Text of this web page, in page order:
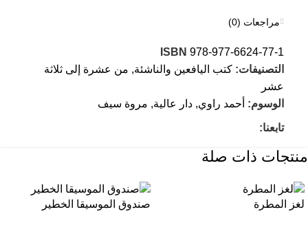
مراجعات (0)
ISBN 978-977-6624-77-1
التصنيفات: كتب اليافعين والناشئة, من عشرة إلى ثلاثة
عشر
الوسوم: أحمد راوي, دار عالية, مروة سيف
تابعنا:
منتجات ذات صلة
لغز المطرة صندوق الموسيقا الخطير